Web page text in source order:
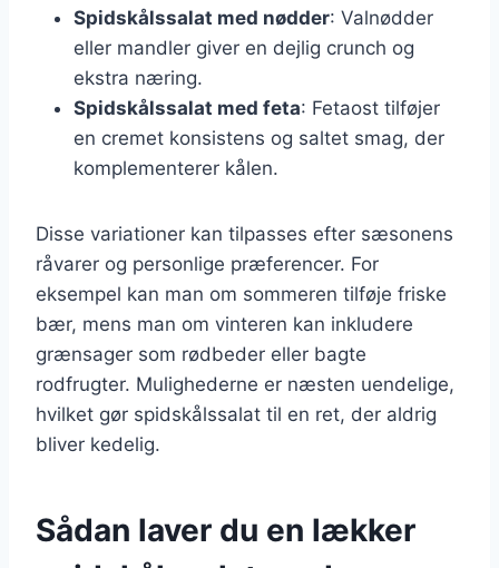
Spidskålssalat med nødder: Valnødder
eller mandler giver en dejlig crunch og
ekstra næring.
Spidskålssalat med feta: Fetaost tilføjer
en cremet konsistens og saltet smag, der
komplementerer kålen.
Disse variationer kan tilpasses efter sæsonens
råvarer og personlige præferencer. For
eksempel kan man om sommeren tilføje friske
bær, mens man om vinteren kan inkludere
grænsager som rødbeder eller bagte
rodfrugter. Mulighederne er næsten uendelige,
hvilket gør spidskålssalat til en ret, der aldrig
bliver kedelig.
Sådan laver du en lækker